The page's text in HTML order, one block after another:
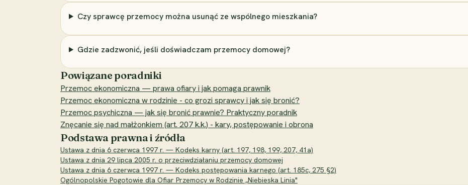
Czy sprawcę przemocy można usunąć ze wspólnego mieszkania?
Gdzie zadzwonić, jeśli doświadczam przemocy domowej?
Powiązane poradniki
Przemoc ekonomiczna — prawa ofiary i jak pomaga prawnik
Przemoc ekonomiczna w rodzinie - co grozi sprawcy i jak się bronić?
Przemoc psychiczna — jak się bronić prawnie? Praktyczny poradnik
Znęcanie się nad małżonkiem (art. 207 k.k.) - kary, postępowanie i obrona
Podstawa prawna i źródła
Ustawa z dnia 6 czerwca 1997 r. — Kodeks karny (art. 197, 198, 199, 207, 41a)
Ustawa z dnia 29 lipca 2005 r. o przeciwdziałaniu przemocy domowej
Ustawa z dnia 6 czerwca 1997 r. — Kodeks postępowania karnego (art. 185c, 275 §2)
Ogólnopolskie Pogotowie dla Ofiar Przemocy w Rodzinie „Niebieska Linia"